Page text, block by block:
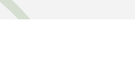
BLOG